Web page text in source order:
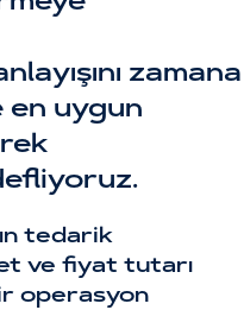
zamana
en uygun
tedarik
ve fiyat tutarı
operasyon